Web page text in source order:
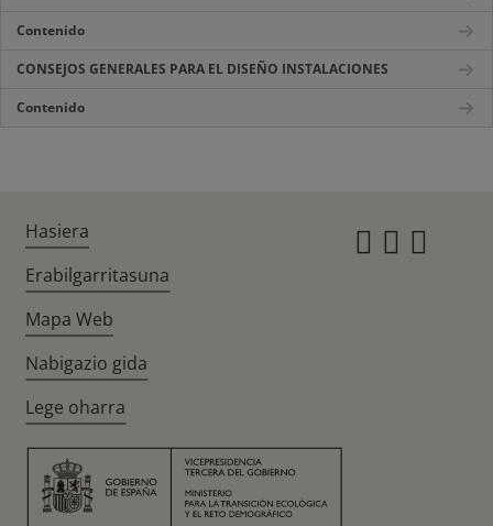
Contenido
CONSEJOS GENERALES PARA EL DISEÑO INSTALACIONES
Contenido
Hasiera
Erabilgarritasuna
Mapa Web
Nabigazio gida
Lege oharra